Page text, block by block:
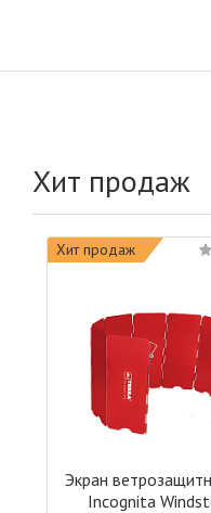
Хит продаж
Хит продаж
Экран
Incognita